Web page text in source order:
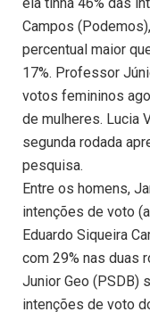
Campos
percentual maior
17%. Professor
votos femininos
de mulheres. Lucia
segunda rodada
pesquisa.
Entre os homens,
intenções de voto
Eduardo Siqueira
com 29% nas duas
Junior Geo (PSDB)
intenções de voto